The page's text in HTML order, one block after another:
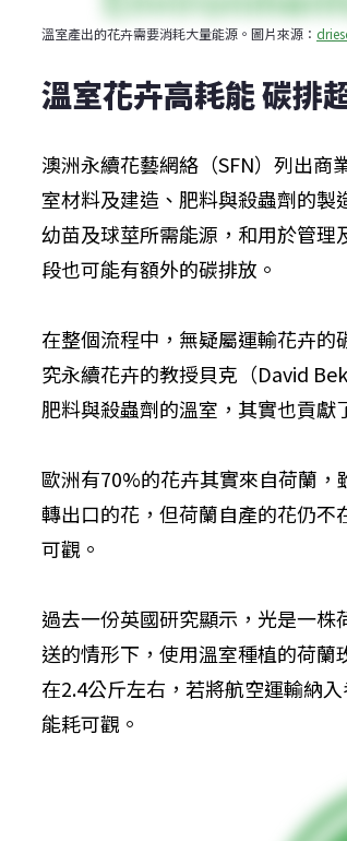
溫室產出的花卉需要消耗大量能源。圖片來源：
溫室花卉高耗能 碳排
澳洲永續花藝網絡（SFN）列出商
室材料及建造、肥料與殺蟲劑的
幼苗及球莖所需能源，和用於管
段也可能有額外的碳排放。
在整個流程中，無疑屬運輸花卉
究永續花卉的教授貝克（David
肥料與殺蟲劑的溫室，其實也貢獻
歐洲有70%的花卉其實來自荷蘭
轉出口的花，但荷蘭自產的花仍
可觀。
過去一份英國研究顯示，光是一
送的情形下，使用溫室種植的荷
在2.4公斤左右，若將航空運輸納
能耗可觀。